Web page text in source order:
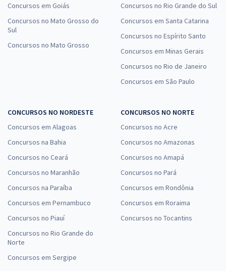
Concursos em Goiás
Concursos no Mato Grosso do
Sul
Concursos no Mato Grosso
Concursos no Rio Grande do Sul
Concursos em Santa Catarina
Concursos no Espírito Santo
Concursos em Minas Gerais
Concursos no Rio de Janeiro
Concursos em São Paulo
CONCURSOS NO NORDESTE
Concursos em Alagoas
Concursos na Bahia
Concursos no Ceará
Concursos no Maranhão
Concursos na Paraíba
Concursos em Pernambuco
Concursos no Piauí
Concursos no Rio Grande do
Norte
Concursos em Sergipe
CONCURSOS NO NORTE
Concursos no Acre
Concursos no Amazonas
Concursos no Amapá
Concursos no Pará
Concursos em Rondônia
Concursos em Roraima
Concursos no Tocantins